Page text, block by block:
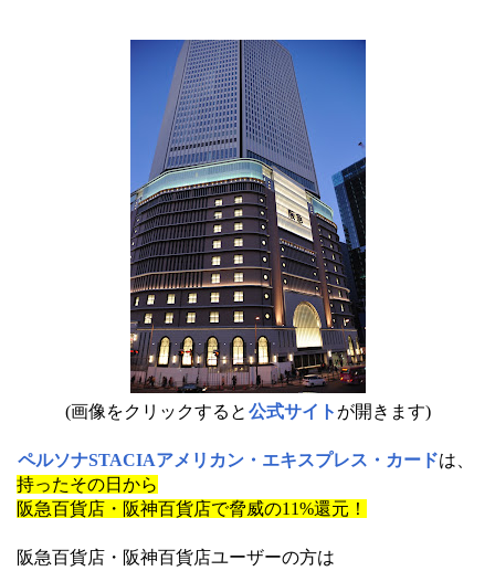
(画像をクリックすると 公式サイト が開きます)
ペルソナSTACIAアメリカン・エキスプレス・カードは、
持ったその日から
阪急百貨店・阪神百貨店で脅威の11%還元！
阪急百貨店・阪神百貨店ユーザーの方は